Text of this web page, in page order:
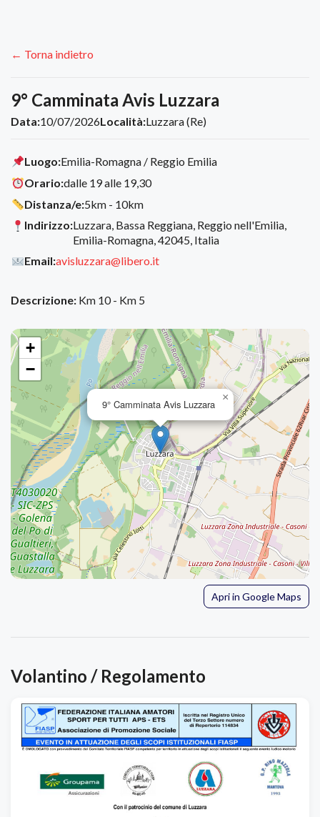
← Torna indietro
9° Camminata Avis Luzzara
Data:10/07/2026Località:Luzzara (Re)
Luogo:Emilia-Romagna / Reggio Emilia
Orario:dalle 19 alle 19,30
Distanza/e:5km - 10km
Indirizzo:Luzzara, Bassa Reggiana, Reggio nell'Emilia,
Emilia-Romagna, 42045, Italia
Email:avisluzzara@libero.it
Descrizione: Km 10 - Km 5
9° Camminata Avis Luzzara
×
+
−
Apri in Google Maps
Volantino / Regolamento